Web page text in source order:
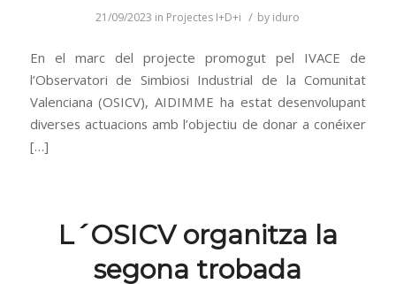
21/09/2023 in Projectes I+D+i / by iduro
En el marc del projecte promogut pel IVACE de
l’Observatori de Simbiosi Industrial de la Comunitat
Valenciana (OSICV), AIDIMME ha estat desenvolupant
diverses actuacions amb l’objectiu de donar a conéixer
[…]
L´OSICV organitza la
segona trobada